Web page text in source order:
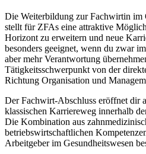
Die Weiterbildung zur Fachwirtin im
stellt für ZFAs eine attraktive
Horizont zu erweitern und neue
besonders geeignet, wenn du zwar
aber mehr Verantwortung
Tätigkeitsschwerpunkt von der
Richtung Organisation und
Der Fachwirt-Abschluss eröffnet dir
klassischen Karriereweg innerhalb
Die Kombination aus
betriebswirtschaftlichen
Arbeitgeber im Gesundheitswesen